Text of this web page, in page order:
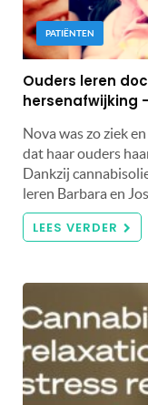
PATIËNTEN
Ouders leren
hersenafwijking
Nova was zo ziek
dat haar ouders
Dankzij
leren Barbara en
LEES VERDER